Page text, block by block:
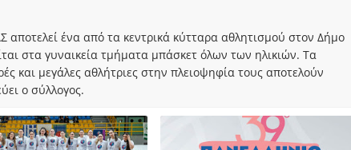
αποτελεί ένα από τα κεντρικά κύτταρα αθλητισμού στον Δήμο
στα γυναικεία τμήματα μπάσκετ όλων των ηλικιών. Τα
και μεγάλες αθλήτριες στην πλειοψηφία τους αποτελούν
ο σύλλογος.